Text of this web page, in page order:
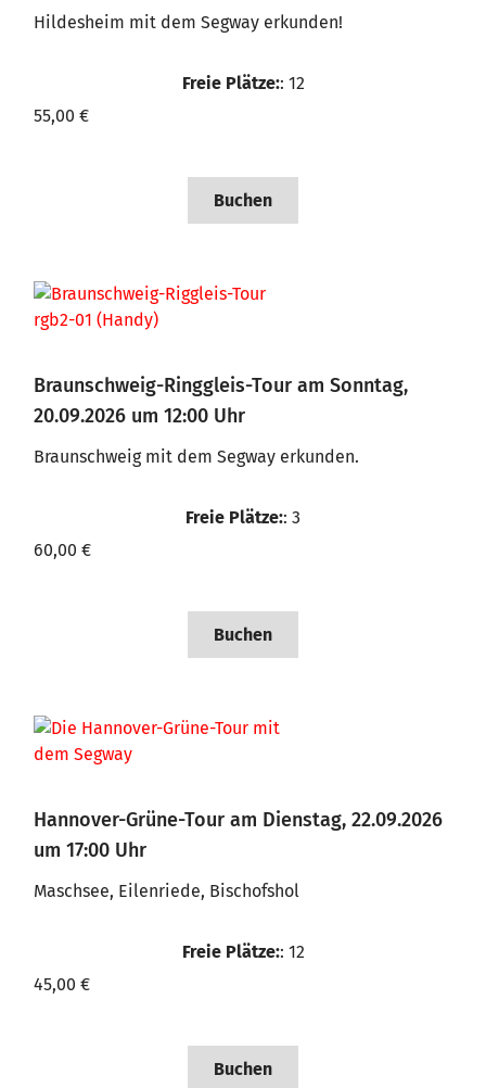
Hildesheim mit dem Segway erkunden!
Freie Plätze:: 12
55,00 €
Buchen
Braunschweig-Ringgleis-Tour am Sonntag,
20.09.2026 um 12:00 Uhr
Braunschweig mit dem Segway erkunden.
Freie Plätze:: 3
60,00 €
Buchen
Hannover-Grüne-Tour am Dienstag, 22.09.2026
um 17:00 Uhr
Maschsee, Eilenriede, Bischofshol
Freie Plätze:: 12
45,00 €
Buchen